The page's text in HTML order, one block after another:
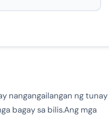
nangangailangan ng tunay
bagay sa bilis.Ang mga